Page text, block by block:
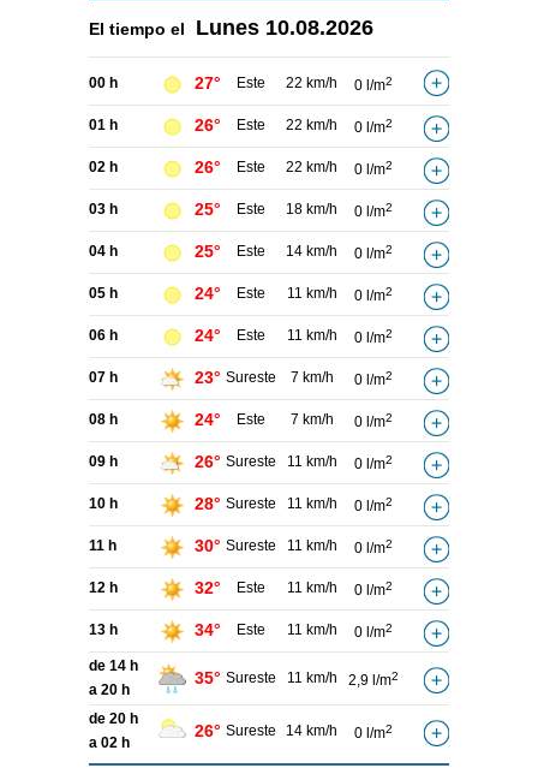
El tiempo el Lunes 10.08.2026
00 h 27° Este 22 km/h 0 l/m2
01 h 26° Este 22 km/h 0 l/m2
02 h 26° Este 22 km/h 0 l/m2
03 h 25° Este 18 km/h 0 l/m2
04 h 25° Este 14 km/h 0 l/m2
05 h 24° Este 11 km/h 0 l/m2
06 h 24° Este 11 km/h 0 l/m2
07 h 23° Sureste 7 km/h 0 l/m2
08 h 24° Este 7 km/h 0 l/m2
09 h 26° Sureste 11 km/h 0 l/m2
10 h 28° Sureste 11 km/h 0 l/m2
11 h 30° Sureste 11 km/h 0 l/m2
12 h 32° Este 11 km/h 0 l/m2
13 h 34° Este 11 km/h 0 l/m2
de 14 h
a 20 h
35° Sureste 11 km/h 2,9 l/m2
de 20 h
a 02 h
26° Sureste 14 km/h 0 l/m2